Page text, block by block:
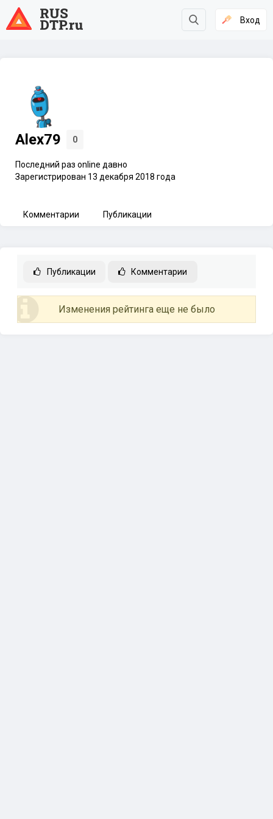
Вход
Alex79 0
Последний раз online давно
Зарегистрирован 13 декабря 2018 года
Комментарии Публикации
Публикации Комментарии
Изменения рейтинга еще не было